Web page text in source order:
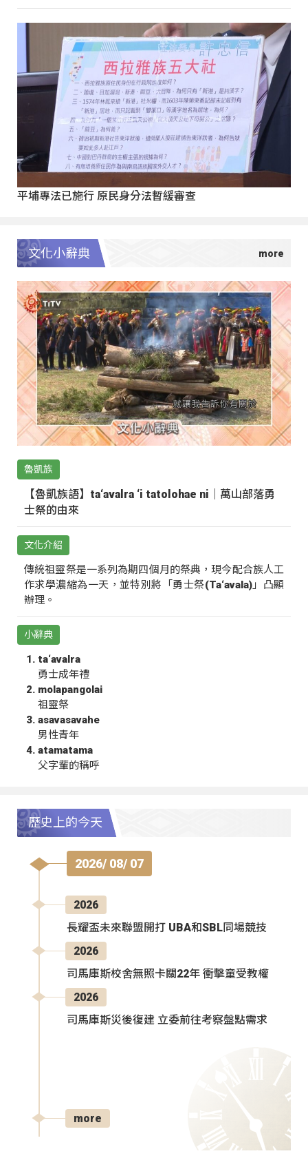
平埔專法已施行 原民身分法暫緩審查
文化小辭典
魯凱族
【魯凱族語】ta‘avalra ‘i tatolohae ni｜萬山部落勇
士祭的由來
文化介紹
傳統祖靈祭是一系列為期四個月的祭典，現今配合族人工
作求學濃縮為一天，並特別將「勇士祭(Ta‘avala)」凸顯
辦理。
小辭典
ta‘avalra
勇士成年禮
molapangolai
祖靈祭
asavasavahe
男性青年
atamatama
父字輩的稱呼
歷史上的今天
2026/ 08/ 07
2026
長耀盃未來聯盟開打 UBA和SBL同場競技
2026
司馬庫斯校舍無照卡關22年 衝擊童受教權
2026
司馬庫斯災後復建 立委前往考察盤點需求
more